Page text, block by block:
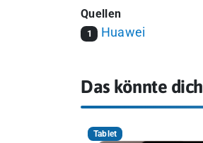
Quellen
1 Huawei
Das könnte
Tablet